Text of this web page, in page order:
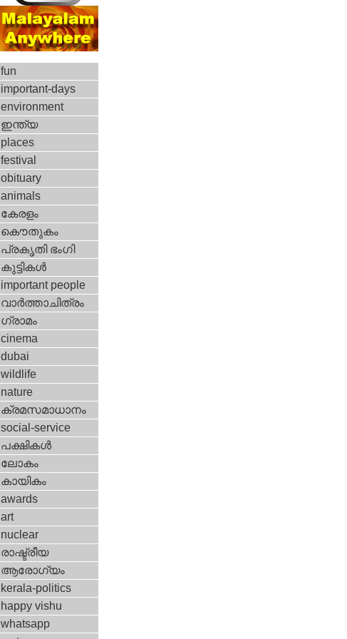
fun
important-days
environment
ഇന്ത്യ
places
festival
obituary
animals
കേരളം
കൌതുകം
പ്രകൃതി ഭംഗി
കുട്ടികള്‍
important people
വാര്‍ത്താചിത്രം
ഗ്രാമം
cinema
dubai
wildlife
nature
ക്രമസമാധാനം
social-service
പക്ഷികള്‍
ലോകം
കായികം
awards
art
nuclear
രാഷ്ട്രീയ
ആരോഗ്യം
kerala-politics
happy vishu
whatsapp